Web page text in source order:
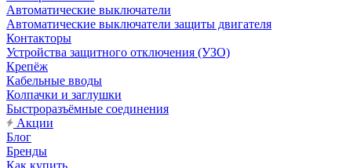
Автоматические выключатели
Автоматические выключатели защиты двигателя
Контакторы
Устройства защитного отключения (УЗО)
Крепёж
Кабельные вводы
Колпачки и заглушки
Быстроразъёмные соединения
Акции
Блог
Бренды
Как купить